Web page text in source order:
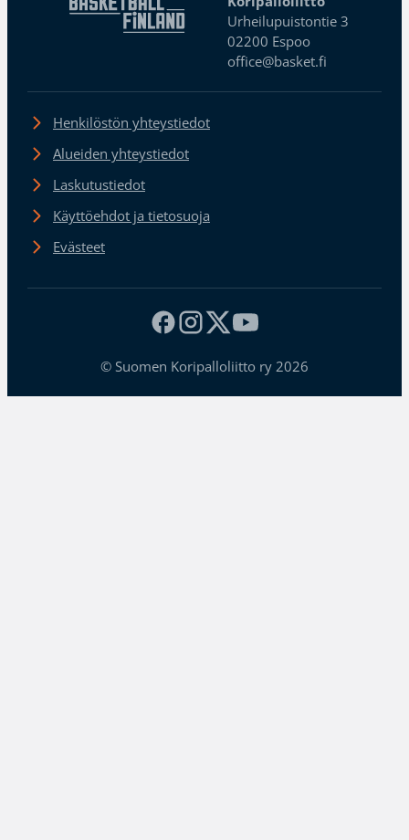
Urheilupuistontie 3
02200 Espoo
office@basket.fi
Henkilöstön yhteystiedot
Alueiden yhteystiedot
Laskutustiedot
Käyttöehdot ja tietosuoja
Evästeet
© Suomen Koripalloliitto ry 2026